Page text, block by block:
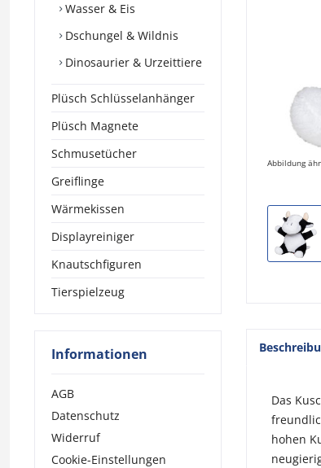
Wasser & Eis
Dschungel & Wildnis
Dinosaurier & Urzeittiere
Plüsch Schlüsselanhänger
Plüsch Magnete
Schmusetücher
Greiflinge
Wärmekissen
Displayreiniger
Knautschfiguren
Tierspielzeug
Informationen
AGB
Datenschutz
Widerruf
Cookie-Einstellungen
Abbildung
Das
hohen